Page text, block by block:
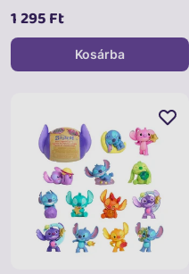
1 295 Ft
Kosárba